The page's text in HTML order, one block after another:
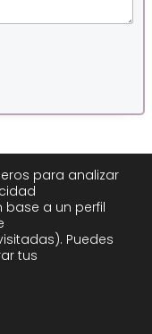
para analizar
a un perfil
Puedes
tus